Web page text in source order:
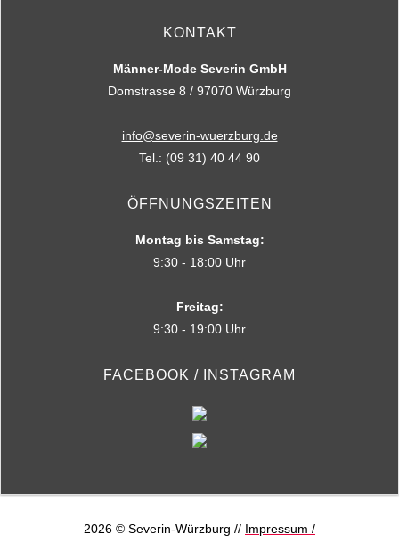
KONTAKT
Männer-Mode Severin GmbH
Domstrasse 8 / 97070 Würzburg
info@severin-wuerzburg.de
Tel.: (09 31) 40 44 90
ÖFFNUNGSZEITEN
Montag bis Samstag:
9:30 - 18:00 Uhr
Freitag:
9:30 - 19:00 Uhr
FACEBOOK / INSTAGRAM
2026 © Severin-Würzburg // Impressum /